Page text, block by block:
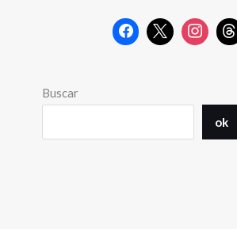
Buscar
ok